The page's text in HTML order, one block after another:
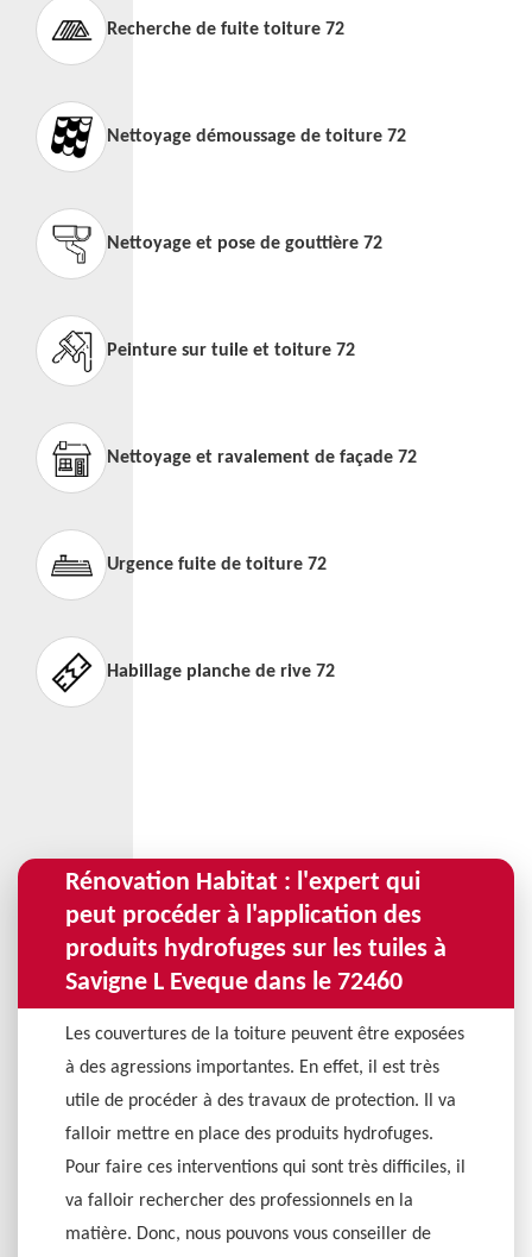
Recherche de fuite toiture 72
Nettoyage démoussage de toiture 72
Nettoyage et pose de gouttière 72
Peinture sur tuile et toiture 72
Nettoyage et ravalement de façade 72
Urgence fuite de toiture 72
Habillage planche de rive 72
Rénovation Habitat : l'expert qui
peut procéder à l'application des
produits hydrofuges sur les tuiles à
Savigne L Eveque dans le 72460
Les couvertures de la toiture peuvent être exposées
à des agressions importantes. En effet, il est très
utile de procéder à des travaux de protection. Il va
falloir mettre en place des produits hydrofuges.
Pour faire ces interventions qui sont très difficiles, il
va falloir rechercher des professionnels en la
matière. Donc, nous pouvons vous conseiller de